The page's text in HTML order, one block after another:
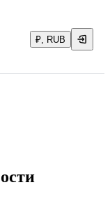
₽, RUB